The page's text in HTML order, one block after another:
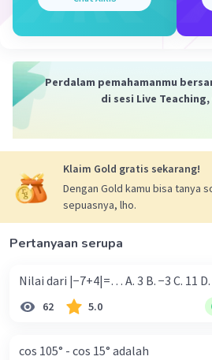
Beri Rating·0.0(0)
Iklan
Perdalam pemahamanmu
di sesi Live Teaching,
Klaim Gold gratis sekarang!
Dengan Gold kamu bisa tanya
sepuasnya, lho.
Pertanyaan serupa
Nilai dari |−7+4|=… A. 3 B. −3
62 5.0
cos 105° - cos 15° adalah